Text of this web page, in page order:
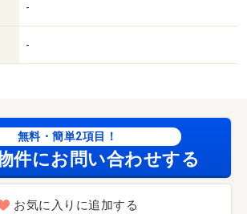
と『ＬＩＮＥで簡単』お部屋探し まず
を入力するだけ。 お部屋探しを、もっ
ムーズに。/クリーニング費用 50000
-
-
無料・簡単2項目！
件にお問い合わせする
お気に入りに追加する